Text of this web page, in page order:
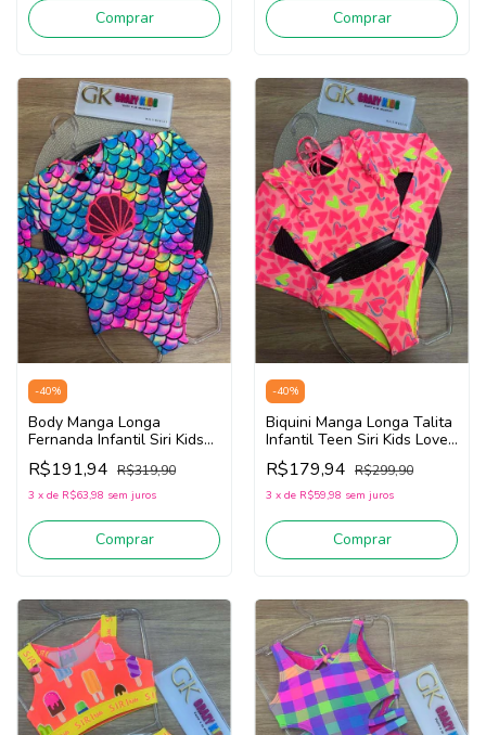
Comprar Comprar
-40%
Body Manga Longa
Fernanda Infantil Siri Kids
Mermaid 40053 (Rosa/Azul)
R$191,94 R$319,90
3 x de R$63,98 sem juros
Comprar
-40%
Biquini Manga Longa Talita
Infantil Teen Siri Kids Love
40218 (Rosa)
R$179,94 R$299,90
3 x de R$59,98 sem juros
Comprar